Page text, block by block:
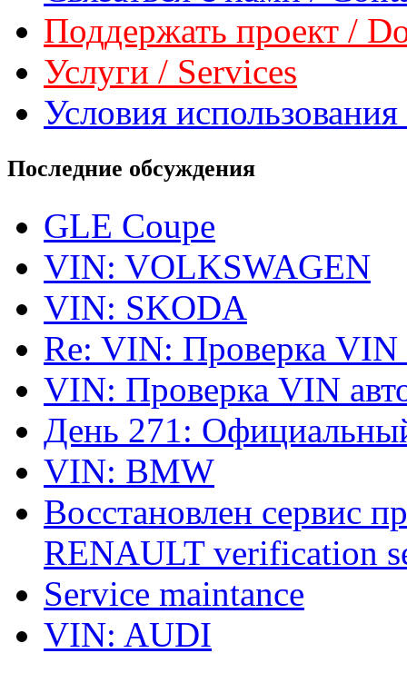
Поддержать проект /
Услуги / Services
Условия
Последние обсуждения
GLE Coupe
VIN: VOLKSWAGEN
VIN: SKODA
Re: VIN: Проверка VIN
VIN: Проверка VIN
День 271:
VIN: BMW
Восстановлен сервис
RENAULT verification
Service maintance
VIN: AUDI